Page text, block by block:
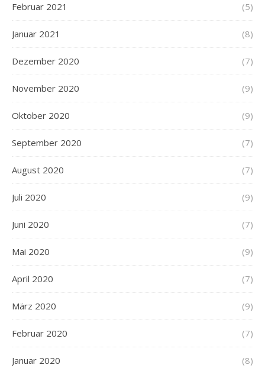
Februar 2021 (5)
Januar 2021 (8)
Dezember 2020 (7)
November 2020 (9)
Oktober 2020 (9)
September 2020 (7)
August 2020 (7)
Juli 2020 (9)
Juni 2020 (7)
Mai 2020 (9)
April 2020 (7)
März 2020 (9)
Februar 2020 (7)
Januar 2020 (8)